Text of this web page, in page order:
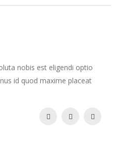
nobis est eligendi optio
id quod maxime placeat